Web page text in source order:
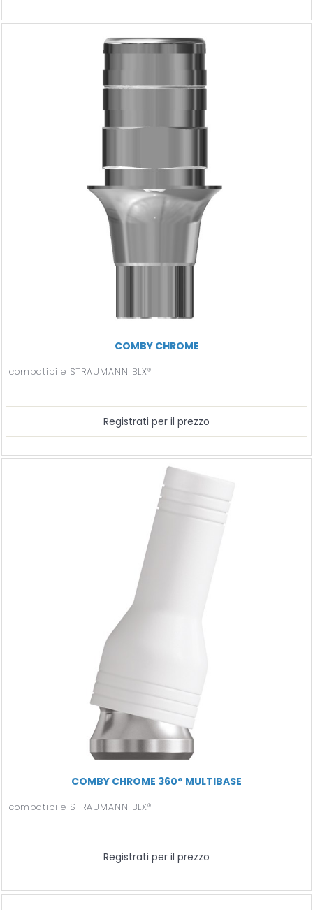
COMBY CHROME
compatibile STRAUMANN BLX®
Registrati per il prezzo
COMBY CHROME 360° MULTIBASE
compatibile STRAUMANN BLX®
Registrati per il prezzo